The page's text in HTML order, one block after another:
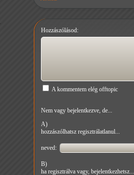
Hozzászólásod:
A kommentem elég offtopic
Nem vagy bejelentkezve, de...
A)
hozzászólhatsz regisztrálatlanul...
neved:
B)
ha regisztrálva vagy, bejelentkezhetsz...